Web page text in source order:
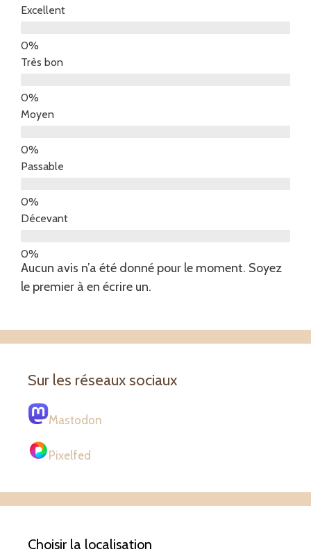
Excellent
Très bon
Moyen
Passable
Décevant
Aucun avis n’a été donné pour le moment. Soyez
le premier à en écrire un.
Sur les réseaux sociaux
Mastodon
Pixelfed
Choisir la localisation